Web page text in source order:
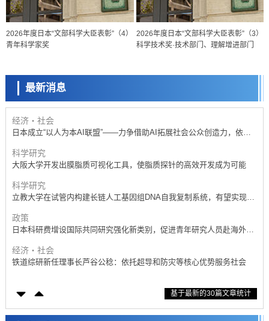
2026年度日本“文部科学大臣表彰”（4）
青年科学家奖
2026年度日本“文部科学大臣表彰”（3）
科学技术奖·技术部门、理解增进部门
最新消息
政策
日本科研费增设国际共同研究强化新类别，促进青年研究人员赴海外开
展研究
科学研究
开发出300亿年仅误差1秒的光晶格钟，构建网络将其打造为下一代社会
基础设施
经济・社会
日本成立“以人为本AI联盟”——力争借助AI拓展社会公众创造力，依托
科学研究
大阪大学开发出膜脂质可视化工具，使脂质探针的高效开发成为可能
科学研究
立教大学在试管内构建长链人工基因组DNA自我复制系统，有望实现携
政策
日本科研费增设国际共同研究强化新类别，促进青年研究人员赴海外开
经济・社会
铁道综研新任理事长芦谷公稔：依托超导和防灾等核心优势服务社会
东京大学通过叶绿体基因组编辑技术强化碳固定酶，成功提高光合作用
科学研究
基于最新的30篇文章统计